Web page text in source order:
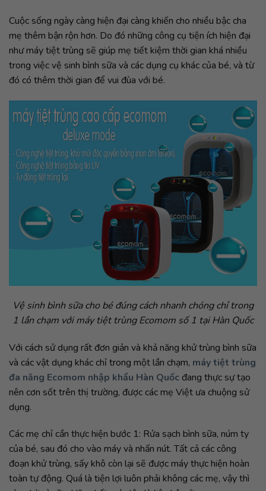
Vệ sinh bình sữa cho bé đúng cách nhanh chóng chỉ trong
1 lần chạm với máy tiệt trùng Ecomom số 1 tại Hàn Quốc
Với cách sử dụng rất đơn giản và khả năng khử trùng bình sữa
và các vật dụng khác chỉ trong một lần chạm,máy tiệt trùng
đa năng Ecomom nhập khẩu Hàn Quốc
đang thực sự tạo
nên cơn sốt trên thị trường, được các mẹ Việt ưa chuộng sử
Các mẹ chỉ cần thực hiện bước 1: Rửa sạch bình sữa, núm ty
của bé, sau đó cho vào máy và nhấn nút. Tất cả các công
đoạn khử trùng, sấy khô còn lại sẽ được máy thực hiện hoàn
toàn tự động. Quá là tiện lợi luôn phải không các mẹ, vậy thì
còn chờ gì nữa. Hãy nhất máy lên là liên hệ với
MomMomCare.Comđể được tư vấn về sản phẩm các mẹ
nhé.
This entry was posted in Kinh nghiệm hay . Bookmark the permalink
Có Nên Mua Máy Tiệt Trùng
Bình Sữa Có Sấy Khô?
Vệ Sinh Bình Sữa Đúng Cách
Để Bảo Vệ Sức Khỏe Cho Con